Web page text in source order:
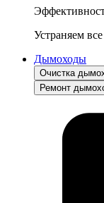
Устраняем
Дымоходы
Очистка
Ремонт